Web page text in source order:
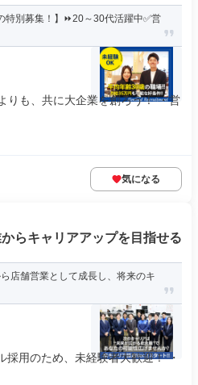
特別募集！】⏩️20～30代活躍中✅営
りも、共に大企業を創ろう！ ・営
気になる
らキャリアアップを目指せる
店舗営業として成長し、将来のキ
採用のため、未経験者大歓迎！ ・